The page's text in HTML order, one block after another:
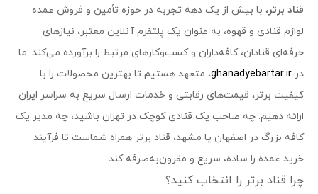
قناد برتر، با بیش از یک دهه تجربه در حوزه تأمین و فروش عمده
لوازم قنادی و قهوه، به عنوان یک پلتفرم آنلاین معتبر، نیازهای
حرفه‌ای قنادان، کافه‌داران و کسب‌وکارهای مرتبط را برآورده می‌کند. ما
در ghanadyebartar.ir، متعهد هستیم تا بهترین محصولات را با
کیفیت برتر، قیمت‌های رقابتی و خدمات ارسال سریع به سراسر ایران
ارائه دهیم. چه صاحب یک قنادی کوچک در تهران باشید، چه مدیر یک
کافه بزرگ در اصفهان یا مشهد، قناد برتر همراه شماست تا فرآیند
خرید عمده را ساده، سریع و مقرون‌به‌صرفه کند.
چرا قناد برتر را انتخاب کنید؟